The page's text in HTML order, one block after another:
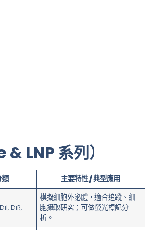
LNP 系列）
類
主要特性 / 典型應用
DiR,
模擬細胞外泌體，適合追蹤、細
胞攝取研究；可做螢光標記分
析。